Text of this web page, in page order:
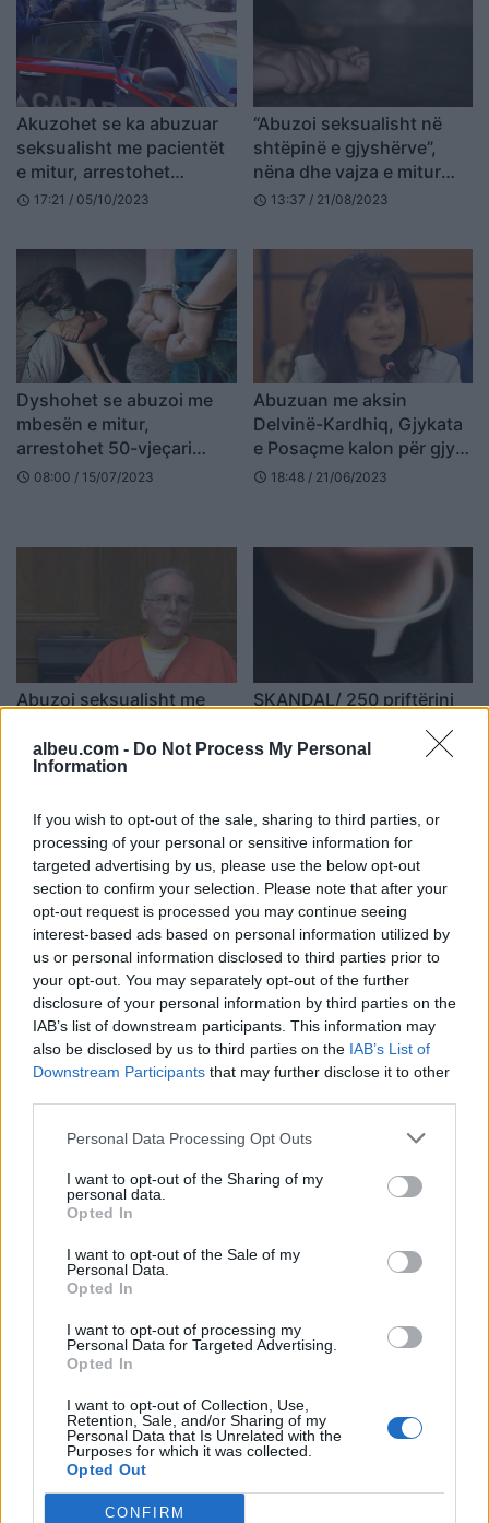
albeu.com - Do Not Process My Personal
Information
If you wish to opt-out of the sale, sharing to third parties, or
processing of your personal or sensitive information for
targeted advertising by us, please use the below opt-out
section to confirm your selection. Please note that after your
opt-out request is processed you may continue seeing
interest-based ads based on personal information utilized by
us or personal information disclosed to third parties prior to
your opt-out. You may separately opt-out of the further
disclosure of your personal information by third parties on the
IAB’s list of downstream participants. This information may
also be disclosed by us to third parties on the IAB’s List of
Downstream Participants that may further disclose it to other
Personal Data Processing Opt Outs
I want to opt-out of the Sharing of my
personal data.
Opted In
I want to opt-out of the Sale of my
Personal Data.
Opted In
I want to opt-out of processing my
Personal Data for Targeted Advertising.
Opted In
I want to opt-out of Collection, Use,
Retention, Sale, and/or Sharing of my
Personal Data that Is Unrelated with the
Purposes for which it was collected.
Opted Out
CONFIRM
Akuzohet se ka abuzuar
seksualisht me pacientët
e mitur, arrestohet
osteopati shqiptar në Itali
schedule 17:21 / 05/10/2023
“Abuzoi seksualisht në
shtëpinë e gjyshërve”,
nëna dhe vajza e mitur
denoncojnë pas 8 vitesh
schedule 13:37 / 21/08/2023
Dyshohet se abuzoi me
mbesën e mitur,
arrestohet 50-vjeçari
shqiptar në Greqi, familja:
schedule 08:00 / 15/07/2023
Abuzuan me aksin
Delvinë-Kardhiq, Gjykata
e Posaçme kalon për gjyq
Sonila Qaton, vijon hetimi
schedule 18:48 / 21/06/2023
Abuzoi seksualisht me
vite burg gjinekologu
17:25 / 27/04/2023
SKANDAL/ 250 priftërinj
abuzuar seksualisht më të
“Mos u lodh kot se nuk
gjen zgjidhje”, gazetari
denoncon abuzimet e
“ONE Albania”: Paguaj për
shërbimin, por nuk punon
12:55 / 14/04/2023
Skandali në SHBA, më
shumë se 600 fëmijë u
abuzuan nga priftërinj në
mënyrë të përsëritur
schedule 07:36 / 06/04/2023
Tronditet gjykata në
SHBA, 45-vjeçarja bëri
300 herë seks me të
dashurin e mitur të vajzës
17:30 / 17/03/2023
Abuzoi me 16-vjeçaren,
arrestohet shqiptari në
lidhjet me krimin
schedule 18:07 / 13/01/2023